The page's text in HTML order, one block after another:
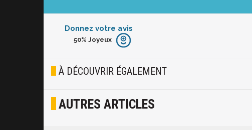
Donnez votre avis
Furieux
Joyeux
50% Joyeux
À DÉCOUVRIR ÉGALEMENT
AUTRES ARTICLES